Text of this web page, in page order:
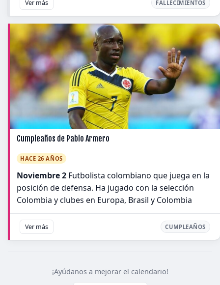
Ver más FALLECIMIENTOS
Cumpleaños de Pablo Armero
HACE 26 AÑOS
Noviembre 2 Futbolista colombiano que juega en la
posición de defensa. Ha jugado con la selección
Colombia y clubes en Europa, Brasil y Colombia
Ver más CUMPLEAÑOS
¡Ayúdanos a mejorar el calendario!